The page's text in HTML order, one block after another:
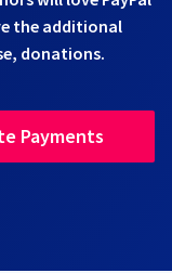
the additional
donations.
Payments